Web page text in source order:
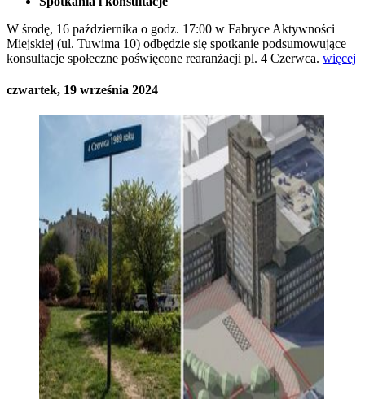
W środę, 16 października o godz. 17:00 w Fabryce Aktywności
Miejskiej (ul. Tuwima 10) odbędzie się spotkanie podsumowujące
konsultacje społeczne poświęcone rearanżacji pl. 4 Czerwca. więcej
czwartek, 19 września 2024